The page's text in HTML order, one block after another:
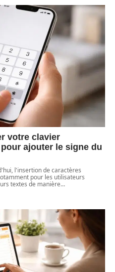
votre clavier
ajouter le signe du
l'insertion de caractères
pour les utilisateurs
textes de manière…